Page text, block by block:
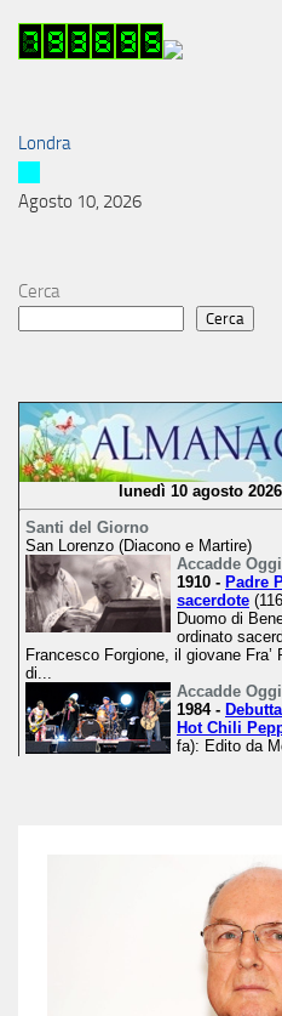
Londra
Agosto 10, 2026
Cerca
Cerca